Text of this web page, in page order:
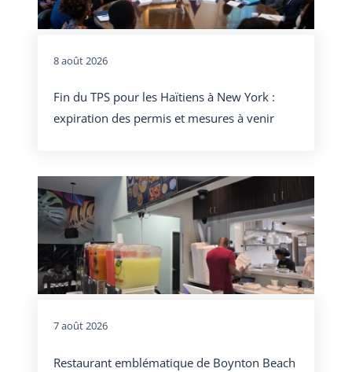
8 août 2026
Fin du TPS pour les Haïtiens à New York :
expiration des permis et mesures à venir
7 août 2026
Restaurant emblématique de Boynton Beach